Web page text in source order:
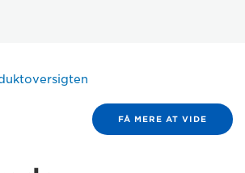
FÅ MERE AT VIDE